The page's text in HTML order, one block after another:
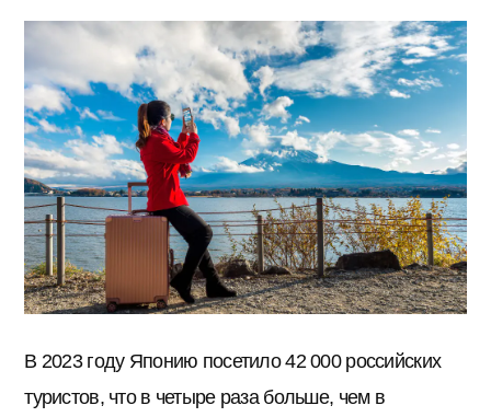
В 2023 году Японию посетило 42 000 российских
туристов, что в четыре раза больше, чем в